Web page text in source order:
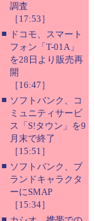
調査
［17:53］
■ ドコモ、スマート
フォン「T-01A」
を28日より販売再
開
［16:47］
■ ソフトバンク、コ
ミュニティサービ
ス「S!タウン」を9
月末で終了
［15:51］
■ ソフトバンク、ブ
ランドキャラクタ
ーにSMAP
［15:34］